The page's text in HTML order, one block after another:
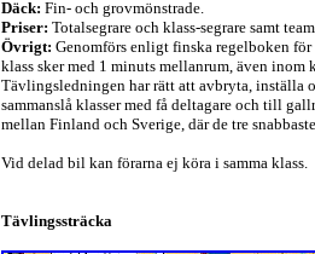
Däck: Fin- och grovmönstrade.
Priser: Totalsegrare och klass-segrare samt
Övrigt: Genomförs enligt finska regelboken
klass sker med 1 minuts mellanrum, även inom
Tävlingsledningen har rätt att avbryta, inställa
sammanslå klasser med få deltagare och till
mellan Finland och Sverige, där de tre
Vid delad bil kan förarna ej köra i samma klass.
Tävlingssträcka